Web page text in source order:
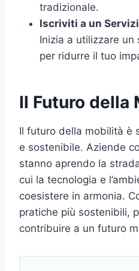
tradizionale.
Iscriviti a un
Inizia a utilizzare un
per ridurre il tuo
Il Futuro della
Il futuro della mobilità è
e sostenibile. Aziende
stanno aprendo la
cui la tecnologia e
coesistere in armonia.
pratiche più sostenibili,
contribuire a un futuro